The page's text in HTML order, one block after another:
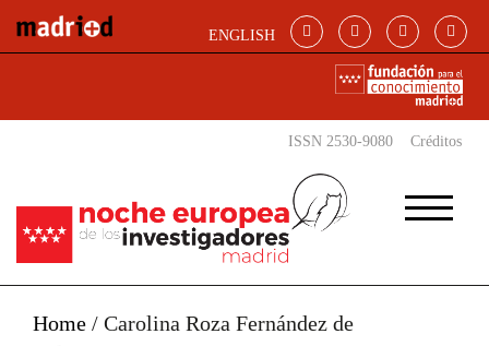
ENGLISH
ISSN 2530-9080 Créditos
Home / Carolina Roza Fernández de